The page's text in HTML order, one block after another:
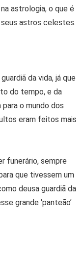
astrologia, o que é
astros celestes.
da vida, já que
do tempo, e da
o mundo dos
eram feitos mais
funerário, sempre
que tivessem um
deusa guardiã da
grande ‘panteão’